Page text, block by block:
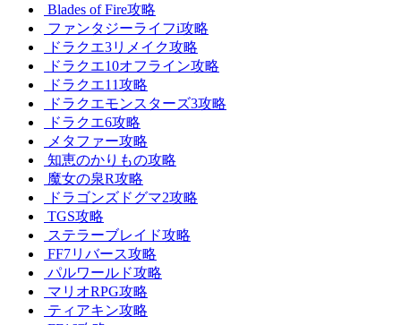
Blades of Fire攻略
ファンタジーライフi攻略
ドラクエ3リメイク攻略
ドラクエ10オフライン攻略
ドラクエ11攻略
ドラクエモンスターズ3攻略
ドラクエ6攻略
メタファー攻略
知恵のかりもの攻略
魔女の泉R攻略
ドラゴンズドグマ2攻略
TGS攻略
ステラーブレイド攻略
FF7リバース攻略
パルワールド攻略
マリオRPG攻略
ティアキン攻略